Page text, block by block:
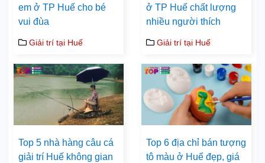
em ở TP Huế cho bé
vui đùa
Giải trí tại Huế
ở TP Huế chất lượng
nhiều người thích
Giải trí tại Huế
Top 5 nhà hàng câu cá
giải trí Huế không gian
Top 6 địa chỉ bán tượng
tô màu ở Huế đẹp, giá